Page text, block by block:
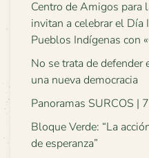
Centro de Amigos para
invitan a celebrar el Día
Pueblos Indígenas con
No se trata de
una nueva democracia
Panoramas SURCOS |
Bloque Verde: “La
de esperanza”